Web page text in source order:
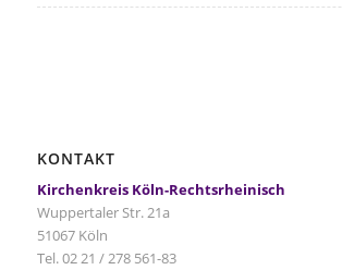
KONTAKT
Kirchenkreis Köln-Rechtsrheinisch
Wuppertaler Str. 21a
51067 Köln
Tel. 02 21 / 278 561-83